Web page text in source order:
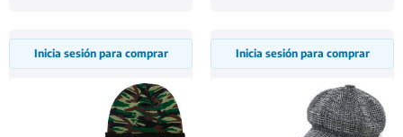
Inicia sesión para comprar Inicia sesión para comprar